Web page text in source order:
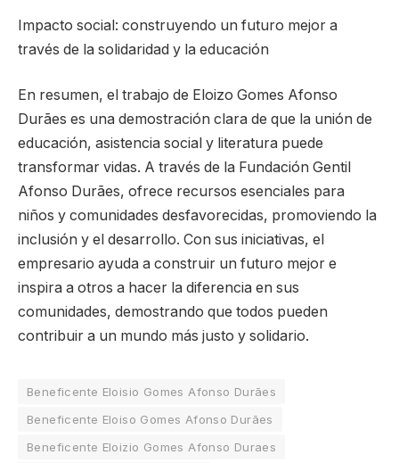
Impacto social: construyendo un futuro mejor a
través de la solidaridad y la educación
En resumen, el trabajo de Eloizo Gomes Afonso
Durães es una demostración clara de que la unión de
educación, asistencia social y literatura puede
transformar vidas. A través de la Fundación Gentil
Afonso Durães, ofrece recursos esenciales para
niños y comunidades desfavorecidas, promoviendo la
inclusión y el desarrollo. Con sus iniciativas, el
empresario ayuda a construir un futuro mejor e
inspira a otros a hacer la diferencia en sus
comunidades, demostrando que todos pueden
contribuir a un mundo más justo y solidario.
Beneficente Eloisio Gomes Afonso Durães
Beneficente Eloiso Gomes Afonso Durães
Beneficente Eloizio Gomes Afonso Duraes